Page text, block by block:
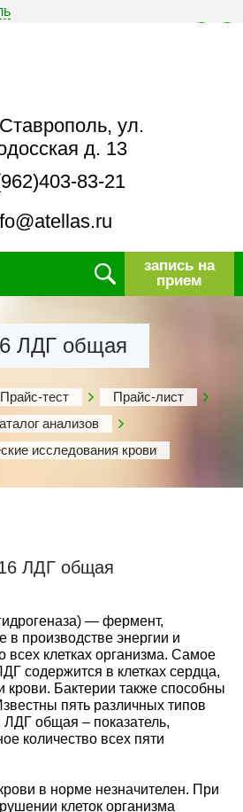
Ставрополь, ул.
д. 13
83-21
запись на
прием
ЛДГ общая
Прайс-тест
Прайс-лист
анализов
исследования крови
ЛДГ общая
— фермент,
производстве энергии и
всех клетках организма. Самое
содержится в клетках сердца,
крови. Бактерии также способны
пять различных типов
ЛДГ общая – показатель,
количество всех пяти
в норме незначителен. При
клеток организма